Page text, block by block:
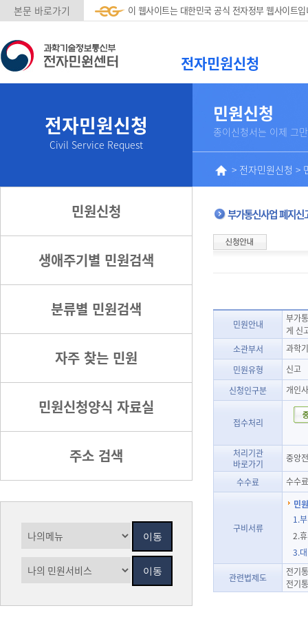
본문 바로가기 이 웹사이트는 대한민국 공식 전자정부 웹사이트
전자민원신청
전자민원신청
Civil Service Request
민원신청
생애주기별 민원검색
분류별 민원검색
자주 찾는 민원
민원신청양식 자료실
주소 검색
민원신청
종이신청서는 이제 그
> 전자민원신청 >
부가통신사업 폐지신
민원안내
부가
게 신
소관부서
과학
민원유형
신고
신청인구분
개인
접수처리
처리기관
바로가기
중앙
수수료 수수
구비서류
민
1.
2.
3.
관련법제도
전기
전기